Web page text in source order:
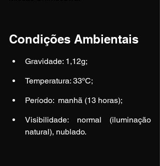
Condições Ambientais
Gravidade: 1,12g;
Temperatura: 33ºC;
Período:  manhã (13 horas);
Visibilidade: normal (iluminação
natural), nublado.